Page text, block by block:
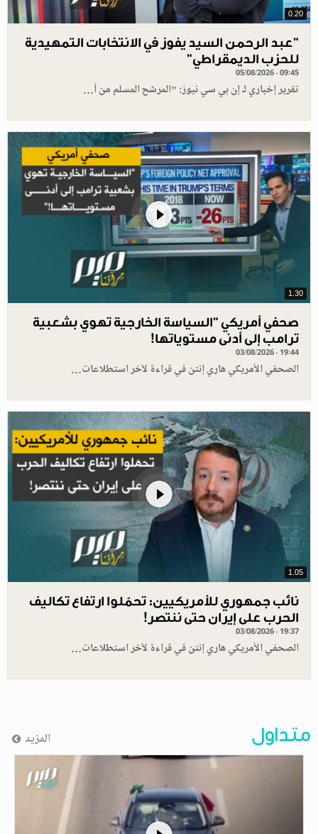
0.20
"عبد الرحمن السيد يفوز في الانتخابات التمهيدية
للحزب الديمقراطي"
05/08/2026 - 09:45
تقرير إخباري لـ إن بي سي نيوز: "المرشح المسلم من أ…
1.30
صحفي أمريكي "السياسة الخارجية تهوي بشعبية
ترامب إلى أدنى مستوياتها!
03/08/2026 - 19:44
الصحفي الأمريكي هاري إنتن في قراءة لآخر استطلاعات…
1.05
نائب جمهوري للأمريكيين: تحمّلوا ارتفاع تكاليف
الحرب على إيران حتى ننتصر!
03/08/2026 - 19:37
الصحفي الأمريكي هاري إنتن في قراءة لآخر استطلاعات…
متداول المزيد